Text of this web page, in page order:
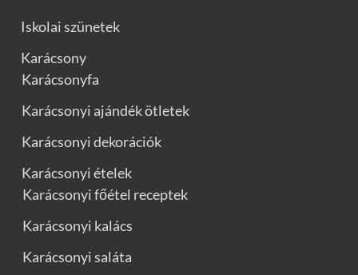
Iskolai szünetek
Karácsony
Karácsonyfa
Karácsonyi ajándék ötletek
Karácsonyi dekorációk
Karácsonyi ételek
Karácsonyi főétel receptek
Karácsonyi kalács
Karácsonyi saláta